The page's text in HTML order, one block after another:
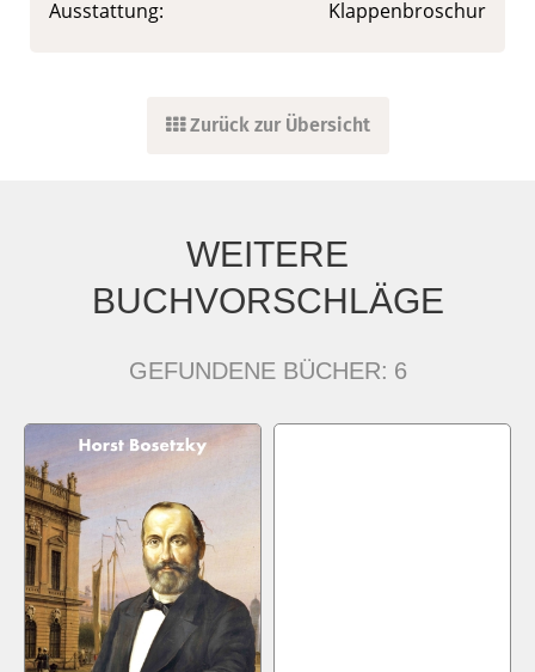
Ausstattung:
Klappenbroschur
Zurück zur Übersicht
WEITERE
BUCHVORSCHLÄGE
GEFUNDENE BÜCHER: 6